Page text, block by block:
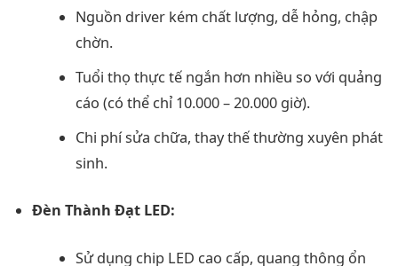
Nguồn driver kém chất lượng, dễ hỏng, chập
chờn.
Tuổi thọ thực tế ngắn hơn nhiều so với quảng
cáo (có thể chỉ 10.000 – 20.000 giờ).
Chi phí sửa chữa, thay thế thường xuyên phát
sinh.
Đèn Thành Đạt LED:
Sử dụng chip LED cao cấp, quang thông ổn